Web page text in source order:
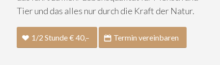
Tier und das alles nur durch die Kraft der Natur.
1/2 Stunde € 40,– Termin vereinbaren